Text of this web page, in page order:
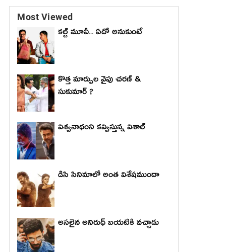
Most Viewed
కల్ట్ మూవీ... ఏదో అనుకుంటే
కొత్త మార్పుల వైపు చరణ్ &
సుకుమార్ ?
విశ్వనాథంని కవ్విస్తున్న విశాల్
డిసి సినిమాలో అంత విశేషముందా
అసలైన అనిరుధ్ బయటికి వచ్చాడు